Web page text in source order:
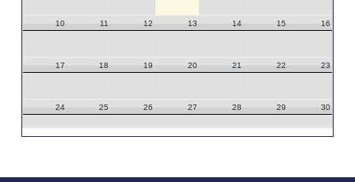
10 11 12 13 14 15 16
17 18 19 20 21 22 23
24 25 26 27 28 29 30